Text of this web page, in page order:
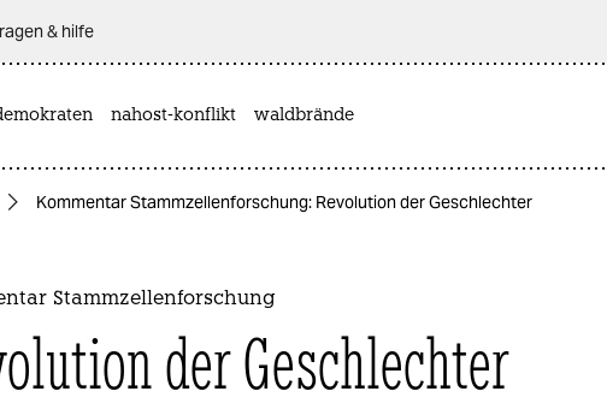
& hilfe
nahost-konflikt waldbrände
Kommentar Stammzellenforschung: Revolution der Geschlechter
Stammzellenforschung
der Geschlechter